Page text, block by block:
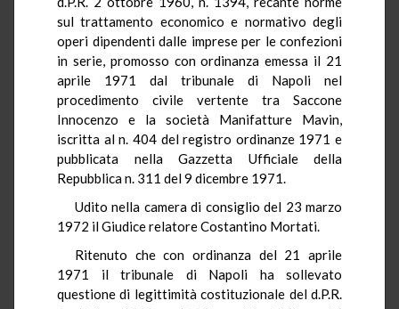
sul trattamento economico e normativo degli
operi dipendenti dalle imprese per le confezioni
in serie, promosso con ordinanza emessa il 21
aprile 1971 dal tribunale di Napoli nel
procedimento civile vertente tra Saccone
Innocenzo e la società Manifatture Mavin,
iscritta al n. 404 del registro ordinanze 1971 e
pubblicata nella Gazzetta Ufficiale della
Repubblica n. 311 del 9 dicembre 1971.
Udito nella camera di consiglio del 23 marzo
1972 il Giudice relatore Costantino Mortati.
Ritenuto che con ordinanza del 21 aprile
1971 il tribunale di Napoli ha sollevato
questione di legittimità costituzionale del d.P.R.